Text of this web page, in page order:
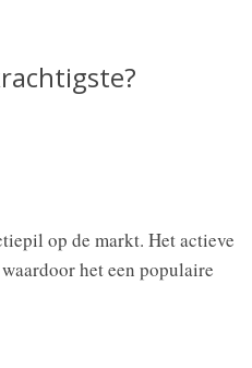
op de markt. Het actieve
het een populaire